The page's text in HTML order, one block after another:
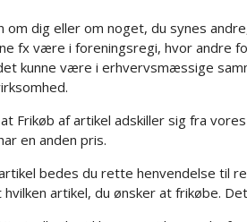
om dig eller om noget, du synes
fx være i foreningsregi, hvor andre
kunne være i erhvervsmæssige
Frikøb af artikel adskiller sig fra
en anden pris.
bedes du rette henvendelse til
artikel, du ønsker at frikøbe.